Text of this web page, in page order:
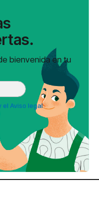
bienvenida en tu
el Aviso legal